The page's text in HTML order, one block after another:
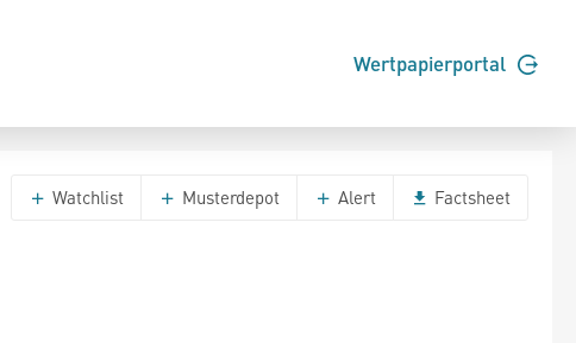
Wertpapierportal
Watchlist Musterdepot Alert Factsheet